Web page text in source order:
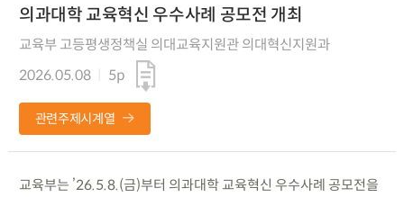
의과대학 교육혁신 우수사례 공모전 개최
교육부 고등평생정책실 의대교육지원관 의대혁신지원과
2026.05.08
5p
관련주제시계열
교육부는 ’26.5.8.(금)부터 의과대학 교육혁신 우수사례 공모전을